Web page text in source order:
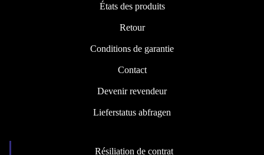
États des produits
Retour
Conditions de garantie
Contact
Devenir revendeur
Lieferstatus abfragen
Résiliation de contrat